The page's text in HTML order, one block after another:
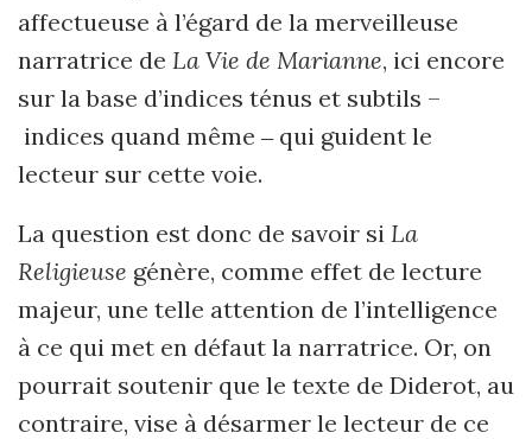
affectueuse à l’égard de la merveilleuse
narratrice de La Vie de Marianne, ici encore
sur la base d’indices ténus et subtils –
indices quand même ‒ qui guident le
lecteur sur cette voie.
La question est donc de savoir si La
Religieuse génère, comme effet de lecture
majeur, une telle attention de l’intelligence
à ce qui met en défaut la narratrice. Or, on
pourrait soutenir que le texte de Diderot, au
contraire, vise à désarmer le lecteur de ce